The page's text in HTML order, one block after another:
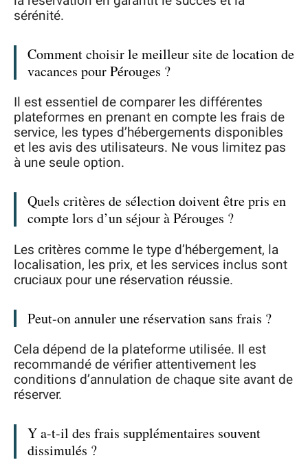
sérénité.
Comment choisir le meilleur site de location de
vacances pour Pérouges ?
Il est essentiel de comparer les différentes
plateformes en prenant en compte les frais de
service, les types d’hébergements disponibles
et les avis des utilisateurs. Ne vous limitez pas
à une seule option.
Quels critères de sélection doivent être pris en
compte lors d’un séjour à Pérouges ?
Les critères comme le type d’hébergement, la
localisation, les prix, et les services inclus sont
cruciaux pour une réservation réussie.
Peut-on annuler une réservation sans frais ?
Cela dépend de la plateforme utilisée. Il est
recommandé de vérifier attentivement les
conditions d’annulation de chaque site avant de
réserver.
Y a-t-il des frais supplémentaires souvent
dissimulés ?